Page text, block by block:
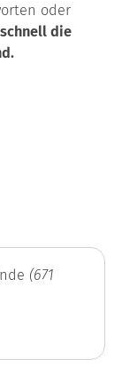
oder
die
(671